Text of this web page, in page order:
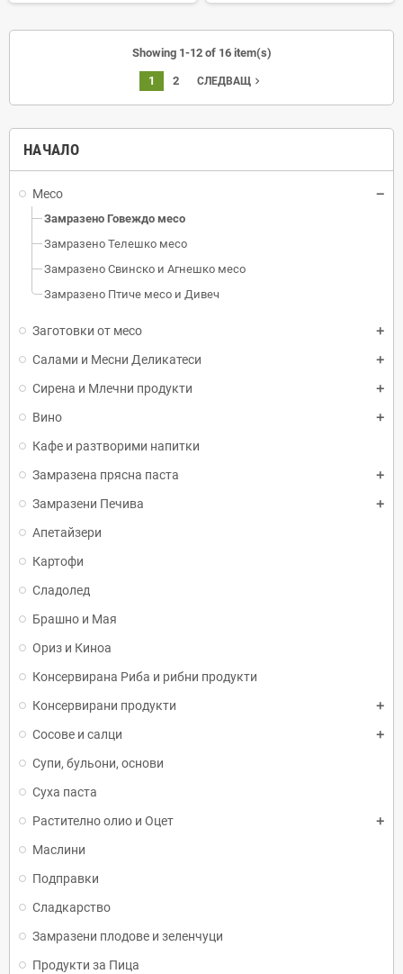
НАЧАЛО
Месо
Замразено Говеждо месо
Замразено Телешко месо
Замразено Свинско и Агнешко месо
Замразено Птиче месо и Дивеч
Заготовки от месо
Салами и Месни Деликатеси
Сирена и Млечни продукти
Вино
Кафе и разтворими напитки
Замразена прясна паста
Замразени Печива
Апетайзери
Картофи
Сладолед
Брашно и Мая
Ориз и Киноа
Консервирана Риба и рибни продукти
Консервирани продукти
Сосове и салци
Супи, бульони, основи
Суха паста
Растително олио и Оцет
Маслини
Подправки
Сладкарство
Замразени плодове и зеленчуци
Продукти за Пица
Showing 1-12 of 16 item(s)
1 2 СЛЕДВАЩ navigate_next